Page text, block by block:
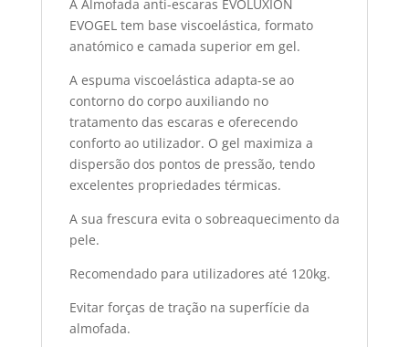
A Almofada anti-escaras EVOLUXION
EVOGEL tem base viscoelástica, formato
anatómico e camada superior em gel.
A espuma viscoelástica adapta-se ao
contorno do corpo auxiliando no
tratamento das escaras e oferecendo
conforto ao utilizador. O gel maximiza a
dispersão dos pontos de pressão, tendo
excelentes propriedades térmicas.
A sua frescura evita o sobreaquecimento da
pele.
Recomendado para utilizadores até 120kg.
Evitar forças de tração na superfície da
almofada.